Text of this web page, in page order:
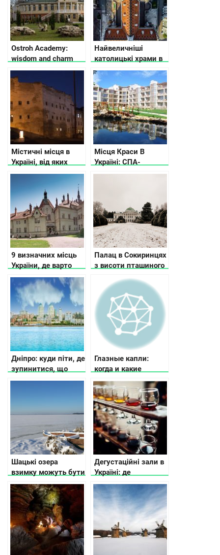
Ostroh Academy:
wisdom and charm
Найвеличніші
католицькі храми в
Україні
Містичні місця в
Україні, від яких
мурашки по шкірі
Місця Краси В
Україні: СПА-
курорти, термальні і
інші «молодильні»
пам’ятки
9 визначних місць
України, де варто
побувати хоч раз
Палац в Сокиринцях
з висоти пташиного
Дніпро: куди піти, де
зупинитися, що
подивитися
Глазные капли:
когда и какие
нужны
Шацькі озера
взимку можуть бути
цікавими для
подорожей
Дегустаційні зали в
Україні: де
спробувати
продукцію
локальних
виробників